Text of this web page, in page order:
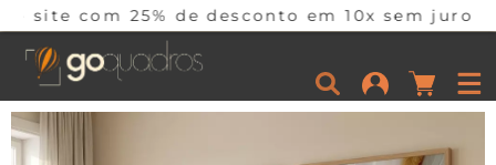
de desconto em 10x sem juros por tempo